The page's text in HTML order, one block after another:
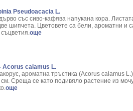
Pseudoacacia L.
със сиво-кафява напукана кора.
шипчета. Цветовете са бели, ароматни и
още
Acorus calamus L.
ароматна тръстика (Acorus calamus
см. Среща се като подивяло растение из
още